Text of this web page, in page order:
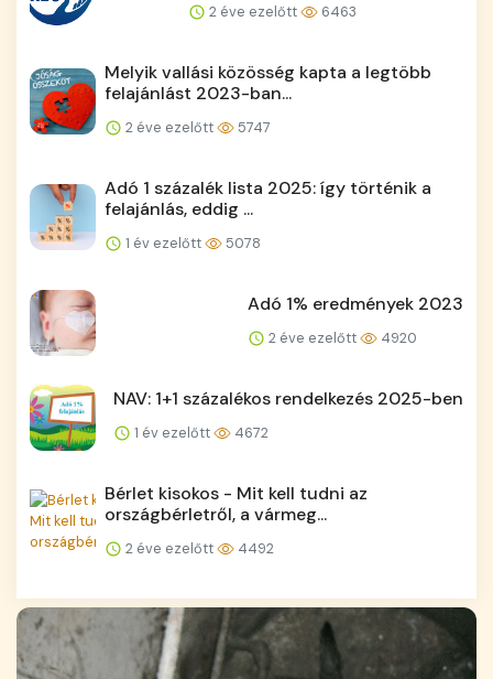
2 éve ezelőtt 6463
Melyik vallási közösség kapta a legtöbb
felajánlást 2023-ban...
2 éve ezelőtt 5747
Adó 1 százalék lista 2025: így történik a
felajánlás, eddig ...
1 év ezelőtt 5078
Adó 1% eredmények 2023
2 éve ezelőtt 4920
NAV: 1+1 százalékos rendelkezés 2025-ben
1 év ezelőtt 4672
Bérlet kisokos - Mit kell tudni az
országbérletről, a vármeg...
2 éve ezelőtt 4492